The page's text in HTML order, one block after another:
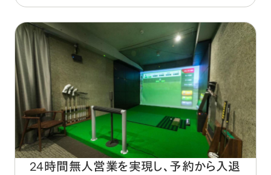
24時間無人営業を実現し、予約から入退